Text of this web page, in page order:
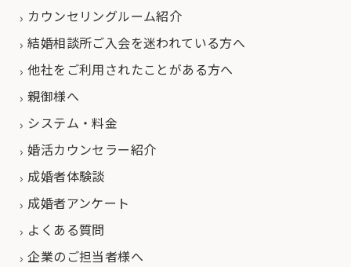
カウンセリングルーム紹介
結婚相談所ご入会を迷われている方へ
他社をご利用されたことがある方へ
親御様へ
システム・料金
婚活カウンセラー紹介
成婚者体験談
成婚者アンケート
よくある質問
企業のご担当者様へ